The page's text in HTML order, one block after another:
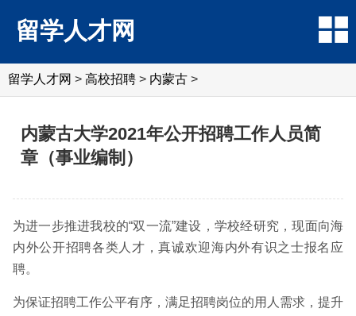
留学人才网
留学人才网 > 高校招聘 > 内蒙古 >
内蒙古大学2021年公开招聘工作人员简
章（事业编制）
为进一步推进我校的“双一流”建设，学校经研究，现面向海
内外公开招聘各类人才，真诚欢迎海内外有识之士报名应
聘。
为保证招聘工作公平有序，满足招聘岗位的用人需求，提升